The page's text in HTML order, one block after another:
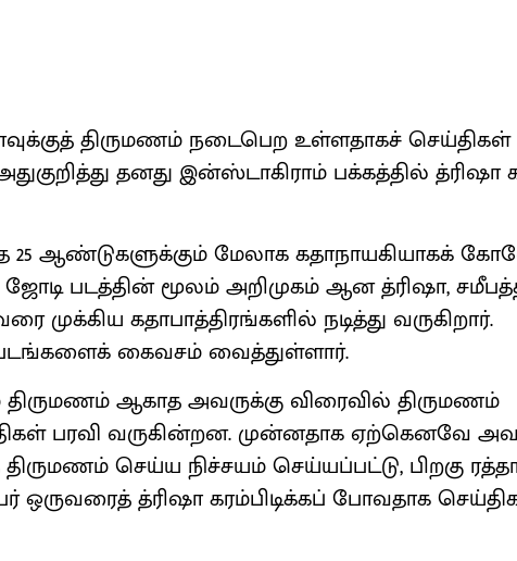
திருமணம் நடைபெற உள்ளதாகச் செய்திகள்
தனது இன்ஸ்டாகிராம் பக்கத்தில் த்ரிஷா
25 ஆண்டுகளுக்கும் மேலாக கதாநாயகியாகக்
ல் ஜோடி படத்தின் மூலம் அறிமுகம் ஆன த்ரிஷா,
கதாபாத்திரங்களில் நடித்து வருகிறார்.
படங்களைக் கைவசம் வைத்துள்ளார்.
ஆகாத அவருக்கு விரைவில் திருமணம்
பரவி வருகின்றன. முன்னதாக ஏற்கெனவே
செய்ய நிச்சயம் செய்யப்பட்டு, பிறகு
ஒருவரைத் த்ரிஷா கரம்பிடிக்கப் போவதாக